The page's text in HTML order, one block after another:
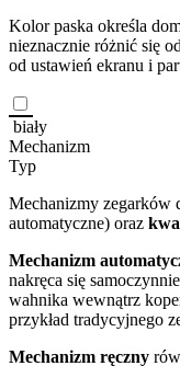
Kolor paska określa
nieznacznie różnić się
od ustawień ekranu i
biały
Mechanizm
Typ
Mechanizmy zegarków
automatyczne) oraz
Mechanizm
nakręca się
wahnika wewnątrz
przykład tradycyjnego
Mechanizm ręczny